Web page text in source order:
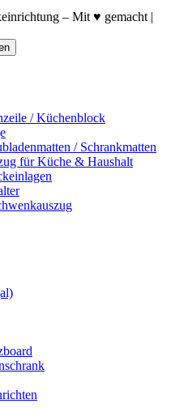
– Mit ♥ gemacht |
/ Küchenblock
/ Schrankmatten
für Küche & Haushalt